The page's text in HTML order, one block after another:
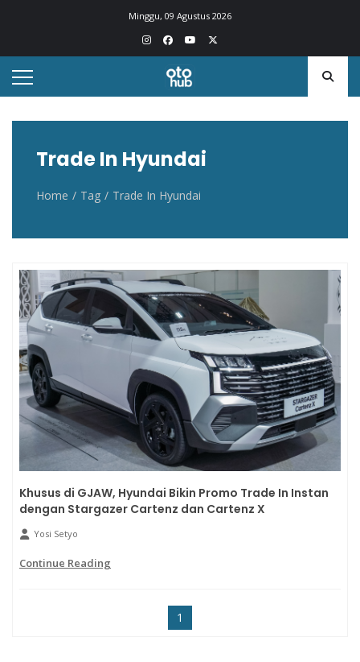
Minggu, 09 Agustus 2026
Otohub.co
Portal berita otomotif Indonesia terkini
Trade In Hyundai
Home Tag Trade In Hyundai
Khusus di GJAW, Hyundai Bikin Promo Trade In Instan
dengan Stargazer Cartenz dan Cartenz X
Yosi Setyo
Continue Reading
1